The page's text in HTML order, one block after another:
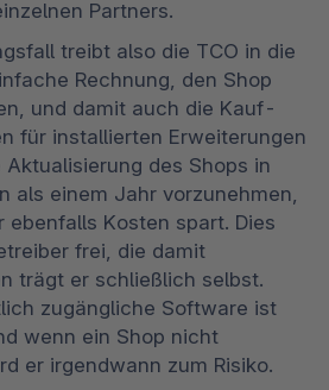
Partners.
treibt also die TCO in die
Rechnung, den Shop
und damit auch die Kauf-
für installierten Erweiterungen
Aktualisierung des Shops in
als einem Jahr vorzunehmen,
ebenfalls Kosten spart. Dies
frei, die damit
trägt er schließlich selbst.
zugängliche Software ist
wenn ein Shop nicht
er irgendwann zum Risiko.